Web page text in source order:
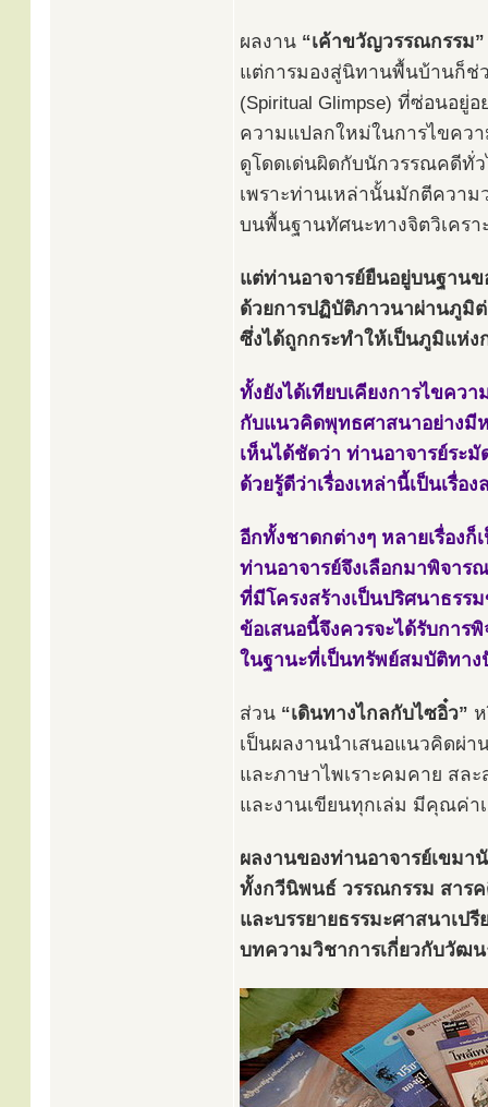
ผลงาน “เค้าขวัญวรรณกรรม”
แต่การมองสู่นิทานพื้นบ้านก็ช่
(Spiritual Glimpse) ที่ซ่อนอยู่อ
ความแปลกใหม่ในการไขคว
ดูโดดเด่นผิดกับนักวรรณคดีทั่
เพราะท่านเหล่านั้นมักตีความ
บนพื้นฐานทัศนะทางจิตวิเคร
แต่ท่านอาจารย์ยืนอยู่บนฐานข
ด้วยการปฏิบัติภาวนาผ่านภูมิ
ซึ่งได้ถูกกระทำให้เป็นภูมิแห่ง
ทั้งยังได้เทียบเคียงการไขคว
กับแนวคิดพุทธศาสนาอย่างมี
เห็นได้ชัดว่า ท่านอาจารย์ระ
ด้วยรู้ดีว่าเรื่องเหล่านี้เป็นเรื่อ
อีกทั้งชาดกต่างๆ หลายเรื่องก็
ท่านอาจารย์จึงเลือกมาพิจารณ
ที่มีโครงสร้างเป็นปริศนาธรร
ข้อเสนอนี้จึงควรจะได้รับการ
ในฐานะที่เป็นทรัพย์สมบัติทา
ส่วน “เดินทางไกลกับไซอิ๋ว”
เป็นผลงานนำเสนอแนวคิดผ่า
และภาษาไพเราะคมคาย สล
และงานเขียนทุกเล่ม มีคุณค่า
ผลงานของท่านอาจารย์เขม
ทั้งกวีนิพนธ์ วรรณกรรม สาร
และบรรยายธรรมะศาสนาเปรี
บทความวิชาการเกี่ยวกับวัฒ